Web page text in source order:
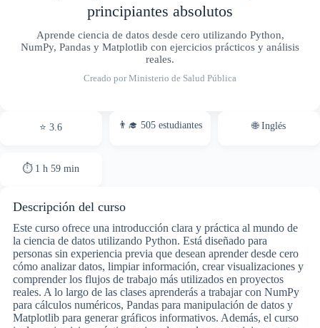
principiantes absolutos
Aprende ciencia de datos desde cero utilizando Python,
NumPy, Pandas y Matplotlib con ejercicios prácticos y análisis
reales.
Creado por Ministerio de Salud Pública
⭐ 3.6 👨‍🎓 505 estudiantes 🌐 Inglés
⏱ 1 h 59 min
Descripción del curso
Este curso ofrece una introducción clara y práctica al mundo de
la ciencia de datos utilizando Python. Está diseñado para
personas sin experiencia previa que desean aprender desde cero
cómo analizar datos, limpiar información, crear visualizaciones y
comprender los flujos de trabajo más utilizados en proyectos
reales. A lo largo de las clases aprenderás a trabajar con NumPy
para cálculos numéricos, Pandas para manipulación de datos y
Matplotlib para generar gráficos informativos. Además, el curso